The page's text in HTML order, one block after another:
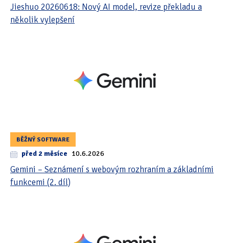
Jieshuo 20260618: Nový AI model, revize překladu a
několik vylepšení
BĚŽNÝ SOFTWARE
před 2 měsíce 10.6.2026
Gemini – Seznámení s webovým rozhraním a základními
funkcemi (2. díl)